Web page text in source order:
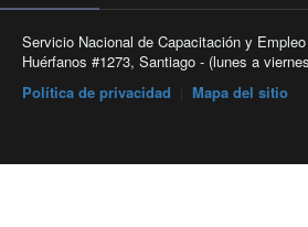
Servicio Nacional de Capacitación y
Huérfanos #1273, Santiago - (lunes a
Política de privacidad
Mapa del sitio